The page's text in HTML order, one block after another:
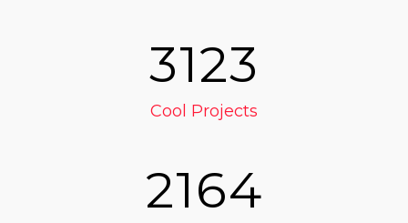
3123
Cool Projects
2164